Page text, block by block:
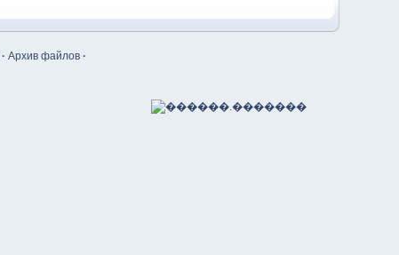
· Архив файлов ·